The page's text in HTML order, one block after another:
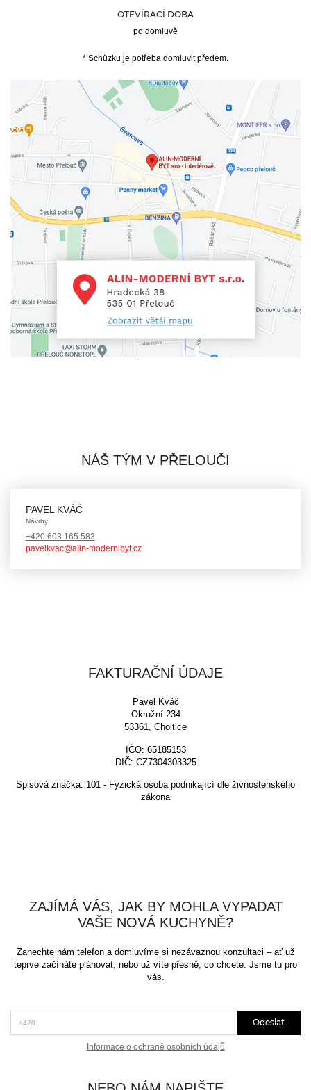
OTEVÍRACÍ DOBA
po domluvě
* Schůzku je potřeba domluvit předem.
NÁŠ TÝM V PŘELOUČI
PAVEL KVÁČ
Návrhy
+420 603 165 583
pavelkvac@alin-modernibyt.cz
FAKTURAČNÍ ÚDAJE
Pavel Kváč
Okružní 234
53361, Choltice
IČO: 65185153
DIČ: CZ7304303325
Spisová značka: 101 - Fyzická osoba podnikající dle živnostenského
zákona
ZAJÍMÁ VÁS, JAK BY MOHLA VYPADAT
VAŠE NOVÁ KUCHYNĚ?
Zanechte nám telefon a domluvíme si nezávaznou konzultaci – ať už
teprve začínáte plánovat, nebo už víte přesně, co chcete. Jsme tu pro
vás.
Odeslat
Informace o ochraně osobních údajů